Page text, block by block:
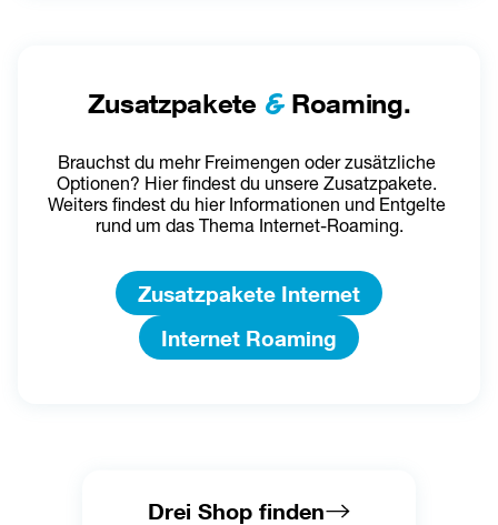
Zusatzpakete &Roaming.
Brauchst du mehr Freimengen oder zusätzliche
Optionen? Hier findest du unsere Zusatzpakete.
Weiters findest du hier Informationen und Entgelte
rund um das Thema Internet-Roaming.
Zusatzpakete Internet
Internet Roaming
Drei Shop finden